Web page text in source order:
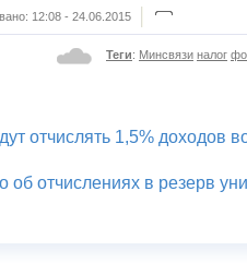
12:08 - 24.06.2015
Теги: Минсвязи налог
отчислять 1,5% доходов
об отчислениях в резерв